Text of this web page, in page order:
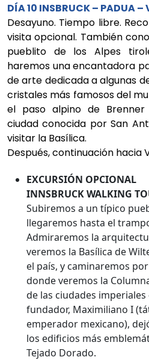
DÍA 10 INSBRUCK – PADUA –
Desayuno. Tiempo libre.
visita opcional. También
pueblito de los Alpes
haremos una encantadora
de arte dedicada a algunas
cristales más famosos del
el paso alpino de
ciudad conocida por San
visitar la Basílica.
Después, continuación hacia
EXCURSIÓN OPCIONAL
INNSBRUCK WALKING
Subiremos a un típico
llegaremos hasta el
Admiraremos la
veremos la Basílica de
el país, y caminaremos
donde veremos la
de las ciudades
fundador, Maximiliano I
emperador mexicano),
los edificios más
Tejado Dorado.